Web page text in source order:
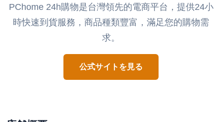
PChome 24h購物是台灣領先的電商平台，提供24小
時快速到貨服務，商品種類豐富，滿足您的購物需
求。
公式サイトを見る